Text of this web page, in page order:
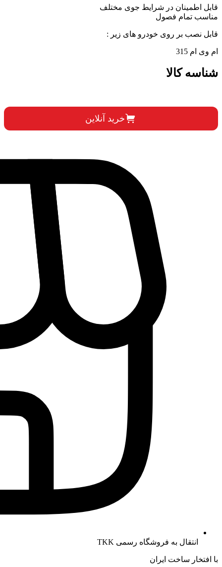
قابل اطمینان در شرایط جوی مختلف
مناسب تمام فصول
قابل نصب بر روی خودرو های زیر :
ام وی ام 315
شناسه کالا
خرید آنلاین
انتقال به فروشگاه رسمی TKK
با افتخار ساخت ایران